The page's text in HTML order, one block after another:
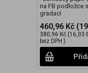
na FB podložce
gradací
460,96 Kč
380,96 Kč (16,03
bez DPH:)